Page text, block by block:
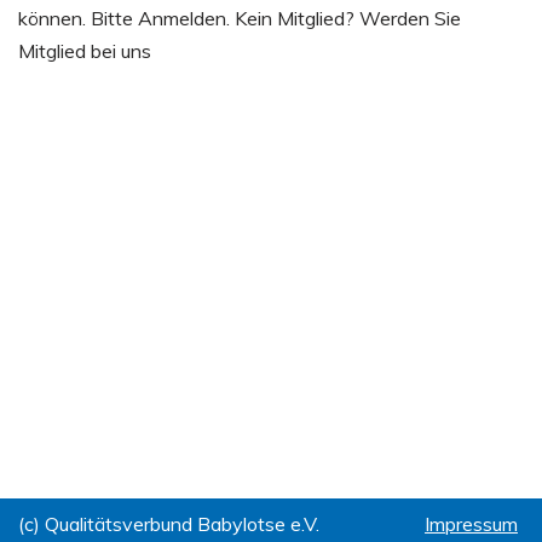
können. Bitte Anmelden. Kein Mitglied? Werden Sie
Mitglied bei uns
(c) Qualitätsverbund Babylotse e.V. Impressum